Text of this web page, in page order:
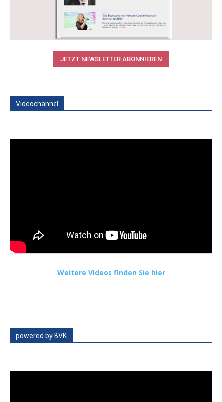
JETZT NEWSLETTER ABONNIEREN
Videochannel
Weitere Videos finden Sie hier
powered by BVK